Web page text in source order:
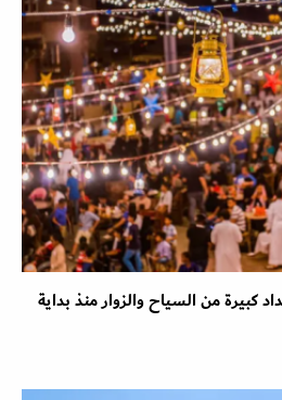
كبيرة من السياح والزوار منذ بداية